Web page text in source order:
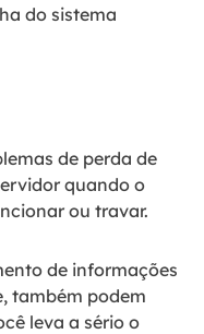
do sistema
de perda de
quando o
ou travar.
de informações
também podem
leva a sério o